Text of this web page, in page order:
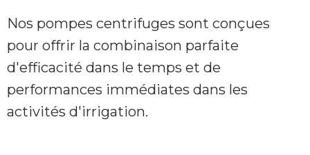
Nos pompes centrifuges sont conçues
pour offrir la combinaison parfaite
d'efficacité dans le temps et de
performances immédiates dans les
activités d'irrigation.